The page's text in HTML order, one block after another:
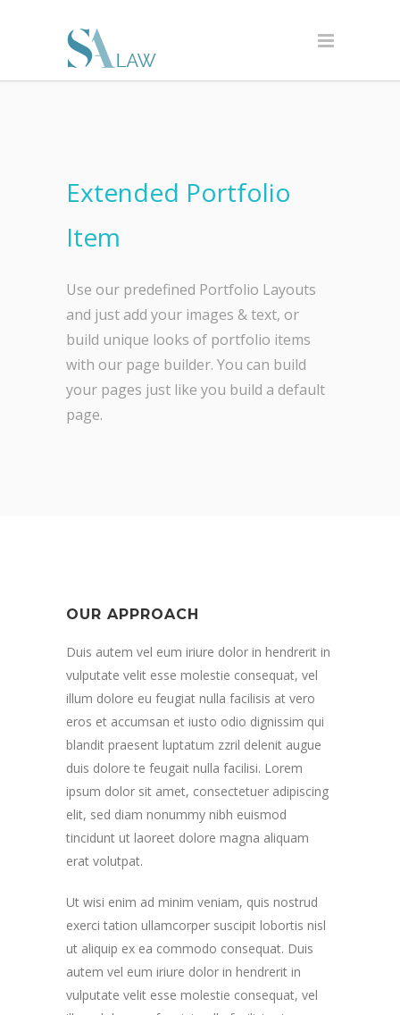
Extended Portfolio
Item
Use our predefined Portfolio Layouts
and just add your images & text, or
build unique looks of portfolio items
with our page builder. You can build
your pages just like you build a default
page.
OUR APPROACH
Duis autem vel eum iriure dolor in hendrerit in
vulputate velit esse molestie consequat, vel
illum dolore eu feugiat nulla facilisis at vero
eros et accumsan et iusto odio dignissim qui
blandit praesent luptatum zzril delenit augue
duis dolore te feugait nulla facilisi. Lorem
ipsum dolor sit amet, consectetuer adipiscing
elit, sed diam nonummy nibh euismod
tincidunt ut laoreet dolore magna aliquam
erat volutpat.
Ut wisi enim ad minim veniam, quis nostrud
exerci tation ullamcorper suscipit lobortis nisl
ut aliquip ex ea commodo consequat. Duis
autem vel eum iriure dolor in hendrerit in
vulputate velit esse molestie consequat, vel